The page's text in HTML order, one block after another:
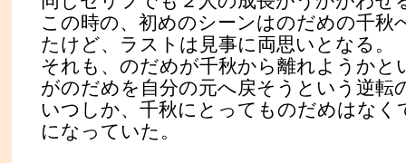
この時の、初めのシーンはのだめの千秋
たけど、ラストは見事に両思いとなる。
それも、のだめが千秋から離れようかと
がのだめを自分の元へ戻そうという逆転
いつしか、千秋にとってものだめはなく
になっていた。